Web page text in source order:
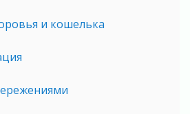
и кошелька